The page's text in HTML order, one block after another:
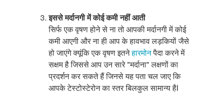
इससे मर्दानगी में कोई कमी नहीं आती
सिर्फ एक वृषण होने से ना तो आपकी मर्दानगी में कोई
कमी आएगी और ना ही आप के हावभाव लड़कियों जैसे
हो जाएंगे क्यूंकि एक वृषण इतनेहारमोनपैदा करने में
सक्षम है जिससे आप उन सारे "मर्दाना" लक्षणों का
प्रदर्शन कर सकते हैं जिनसे यह पता चल जाए कि
आपके टेस्टोस्टेरोन का स्तर बिलकुल सामान्य हैI